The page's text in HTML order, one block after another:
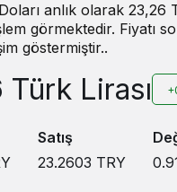
anlık olarak 23,26
görmektedir. Fiyatı
göstermiştir..
Türk Lirası
Satış
23.2603 TRY